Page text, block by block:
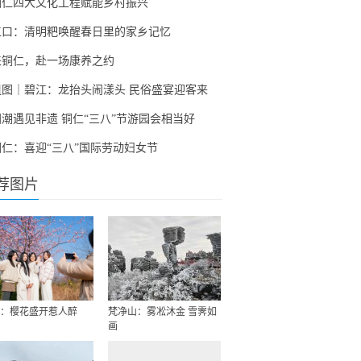
四大文化工程赋能乡村振兴
：清明粑唤醒春日里的家乡记忆
仁，赴一场康养之约
｜碧江：龙抬头闹漾头 民俗盛宴迎客来
遇见非遗 铜仁“三八”节游园会相当好
：喜迎“三八”国际劳动妇女节
图片
樱花盛开惹人醉
梵净山：雾凇沐金 雪霁如
画